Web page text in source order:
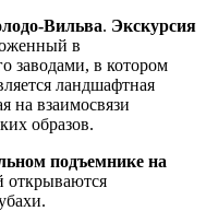
Вильва. Экскурсия
в
заводами, в котором
ландшафтная
на взаимосвязи
образов.
подъемнике на
открываются